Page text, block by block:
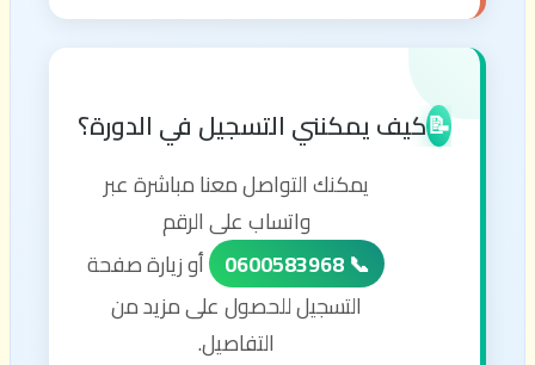
📝كيف يمكنني التسجيل في الدورة؟
يمكنك التواصل معنا مباشرة عبر
واتساب على الرقم
📞 0600583968
أو زيارة صفحة
التسجيل للحصول على مزيد من
التفاصيل.